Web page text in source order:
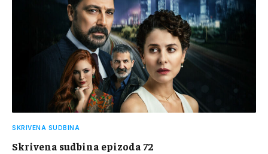
SKRIVENA SUDBINA
Skrivena sudbina epizoda 72